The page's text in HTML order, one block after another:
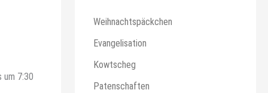
um 7:30
Weihnachtspäckchen
Evangelisation
Kowtscheg
Patenschaften